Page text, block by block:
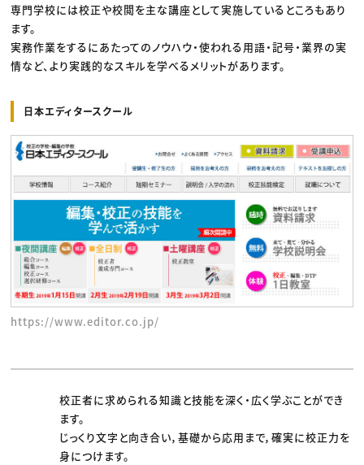
専門学校には校正や校閲を主な講座として実施しているところもあり
ます。
実務作業をするにあたってのノウハウ・使われる用語・記号・業界の実
情など、より実践的なスキルを学べるメリットがあります。
日本エディタースクール
https://www.editor.co.jp/
校正者に求められる知識と技能を深く・広く学ぶことができ
ます。
じっくり文字と向き合い，基礎から応用まで，確実に校正力を
身につけます。